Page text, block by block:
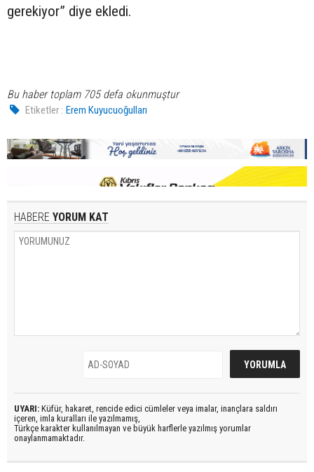
gerekiyor” diye ekledi.
Bu haber toplam 705 defa okunmuştur
Etiketler : Erem Kuyucuoğulları
HABERE YORUM KAT
UYARI: Küfür, hakaret, rencide edici cümleler veya imalar, inançlara saldırı
içeren, imla kuralları ile yazılmamış,
Türkçe karakter kullanılmayan ve büyük harflerle yazılmış yorumlar
onaylanmamaktadır.